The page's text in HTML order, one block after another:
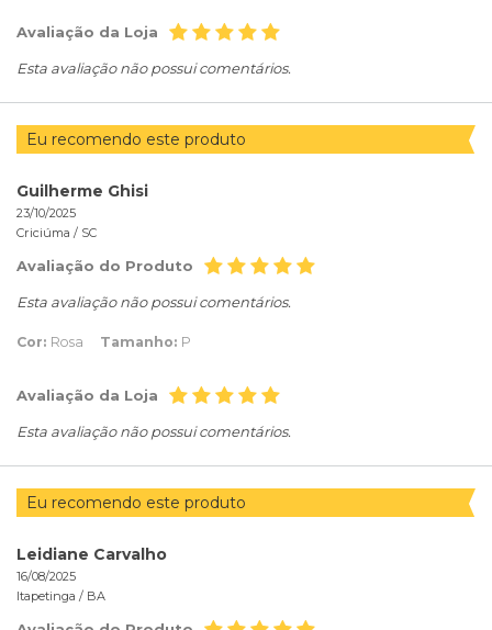
Avaliação da Loja
Esta avaliação não possui comentários.
Eu recomendo este produto
Guilherme Ghisi
23/10/2025
Criciúma / SC
Avaliação do Produto
Esta avaliação não possui comentários.
Cor: Rosa Tamanho: P
Avaliação da Loja
Esta avaliação não possui comentários.
Eu recomendo este produto
Leidiane Carvalho
16/08/2025
Itapetinga / BA